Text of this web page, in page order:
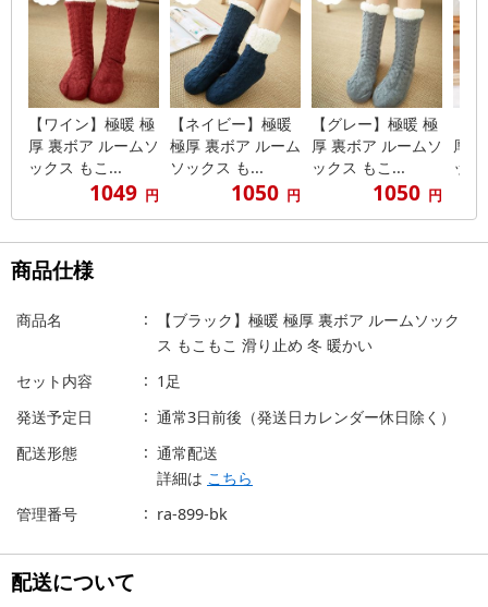
【ワイン】極暖 極
厚 裏ボア ルームソ
ックス もこ...
1049 円
【ネイビー】極暖
極厚 裏ボア ルーム
ソックス も...
1050 円
【グレー】極暖 極
厚 裏ボア ルームソ
ックス もこ...
1050 円
厚
ッ
商品仕様
商品名
【ブラック】極暖 極厚 裏ボア ルームソック
ス もこもこ 滑り止め 冬 暖かい
セット内容
1足
発送予定日
通常3日前後（発送日カレンダー休日除く）
配送形態
通常配送
詳細は こちら
管理番号
ra-899-bk
配送について